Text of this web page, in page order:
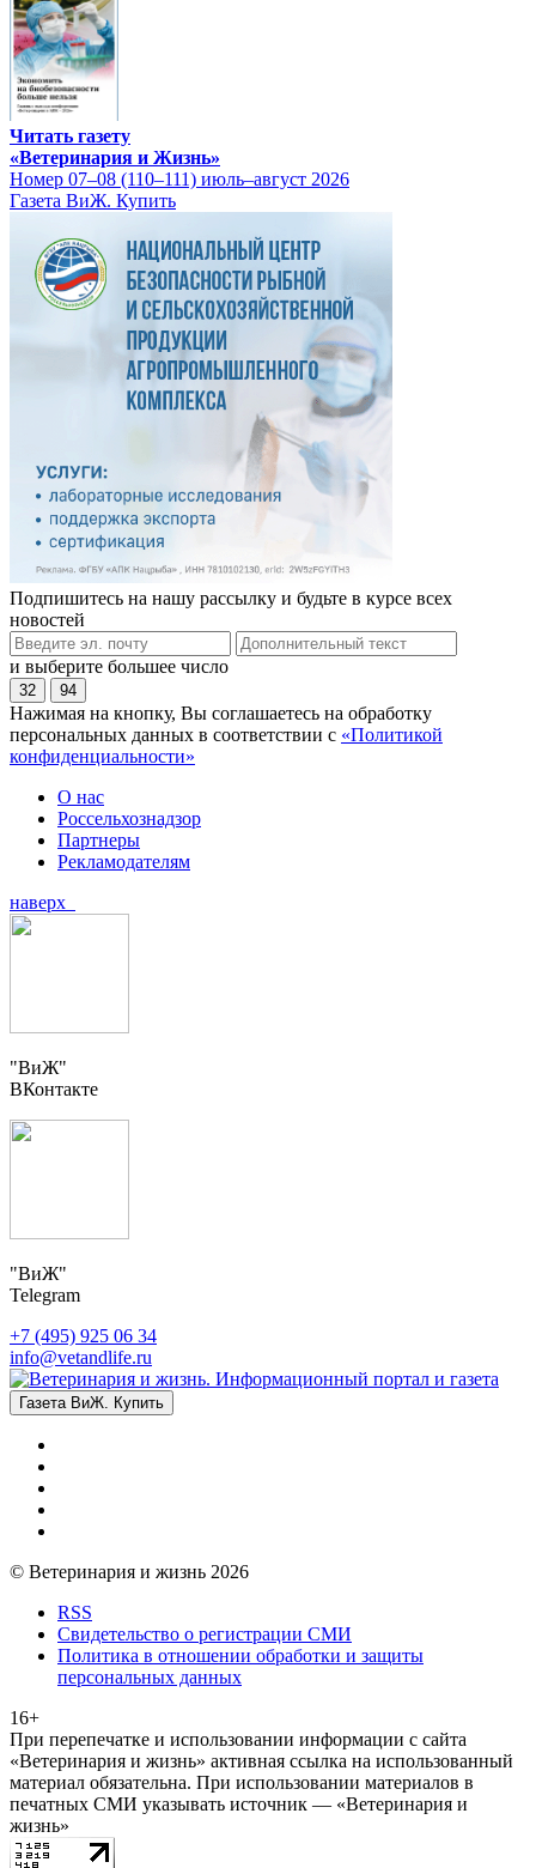
Читать газету
«Ветеринария и Жизнь»
Номер 07–08 (110–111) июль–август 2026
Газета ВиЖ. Купить
Подпишитесь на нашу рассылку и будьте в курсе всех
новостей
и выберите большее число
32 94
Нажимая на кнопку, Вы соглашаетесь на обработку
персональных данных в соответствии с «Политикой
конфиденциальности»
О нас
Россельхознадзор
Партнеры
Рекламодателям
наверх
"ВиЖ"
ВКонтакте
"ВиЖ"
Telegram
+7 (495) 925 06 34
info@vetandlife.ru
Газета ВиЖ. Купить
© Ветеринария и жизнь 2026
RSS
Свидетельство о регистрации СМИ
Политика в отношении обработки и защиты
персональных данных
16+
При перепечатке и использовании информации с сайта
«Ветеринария и жизнь» активная ссылка на использованный
материал обязательна. При использовании материалов в
печатных СМИ указывать источник — «Ветеринария и
жизнь»